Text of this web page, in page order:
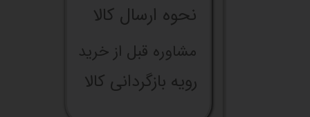
نحوه ارسال کالا
مشاوره قبل از خرید
رویه بازگردانی کالا